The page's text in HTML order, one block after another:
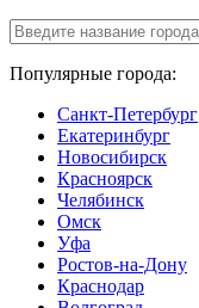
Популярные города:
Санкт-Петербург
Екатеринбург
Новосибирск
Красноярск
Челябинск
Омск
Уфа
Ростов-на-Дону
Краснодар